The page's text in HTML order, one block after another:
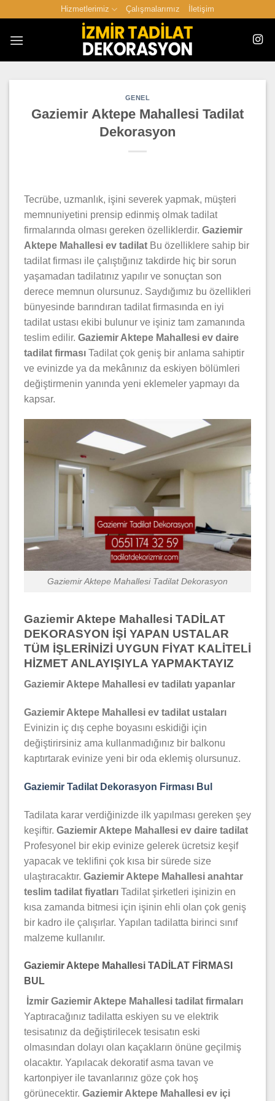
Hizmetlerimiz Çalışmalarımız İletişim
GENEL
Gaziemir Aktepe Mahallesi Tadilat
Dekorasyon
Tecrübe, uzmanlık, işini severek yapmak, müşteri
memnuniyetini prensip edinmiş olmak tadilat
firmalarında olması gereken özelliklerdir. Gaziemir
Aktepe Mahallesi ev tadilat Bu özelliklere sahip bir
tadilat firması ile çalıştığınız takdirde hiç bir sorun
yaşamadan tadilatınız yapılır ve sonuçtan son
derece memnun olursunuz. Saydığımız bu özellikleri
bünyesinde barındıran tadilat firmasında en iyi
tadilat ustası ekibi bulunur ve işiniz tam zamanında
teslim edilir. Gaziemir Aktepe Mahallesi ev daire
tadilat firması Tadilat çok geniş bir anlama sahiptir
ve evinizde ya da mekânınız da eskiyen bölümleri
değiştirmenin yanında yeni eklemeler yapmayı da
kapsar.
Gaziemir Aktepe Mahallesi Tadilat Dekorasyon
Gaziemir Aktepe Mahallesi TADİLAT
DEKORASYON İŞİ YAPAN USTALAR
TÜM İŞLERİNİZİ UYGUN FİYAT KALİTELİ
HİZMET ANLAYIŞIYLA YAPMAKTAYIZ
Gaziemir Aktepe Mahallesi ev tadilatı yapanlar
Gaziemir Aktepe Mahallesi ev tadilat ustaları
Evinizin iç dış cephe boyasını eskidiği için
değiştirirsiniz ama kullanmadığınız bir balkonu
kaptırtarak evinize yeni bir oda eklemiş olursunuz.
Gaziemir Tadilat Dekorasyon Firması Bul
Tadilata karar verdiğinizde ilk yapılması gereken şey
keşiftir. Gaziemir Aktepe Mahallesi ev daire tadilat
Profesyonel bir ekip evinize gelerek ücretsiz keşif
yapacak ve teklifini çok kısa bir sürede size
ulaştıracaktır. Gaziemir Aktepe Mahallesi anahtar
teslim tadilat fiyatları Tadilat şirketleri işinizin en
kısa zamanda bitmesi için işinin ehli olan çok geniş
bir kadro ile çalışırlar. Yapılan tadilatta birinci sınıf
malzeme kullanılır.
Gaziemir Aktepe Mahallesi TADİLAT FİRMASI
BUL
İzmir Gaziemir Aktepe Mahallesi tadilat firmaları
Yaptıracağınız tadilatta eskiyen su ve elektrik
tesisatınız da değiştirilecek tesisatın eski
olmasından dolayı olan kaçakların önüne geçilmiş
olacaktır. Yapılacak dekoratif asma tavan ve
kartonpiyer ile tavanlarınız göze çok hoş
görünecektir. Gaziemir Aktepe Mahallesi ev içi